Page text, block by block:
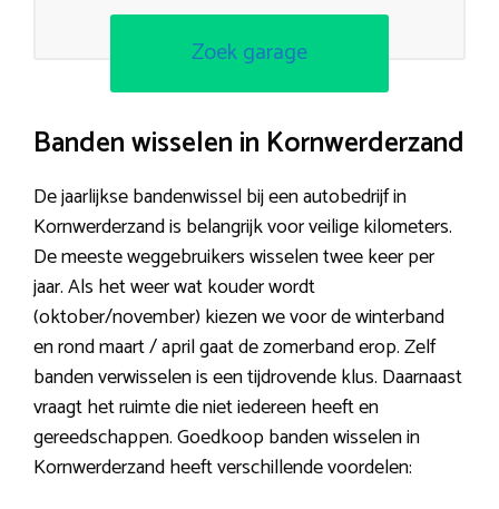
Zoek garage
Banden wisselen in Kornwerderzand
De jaarlijkse bandenwissel bij een autobedrijf in
Kornwerderzand is belangrijk voor veilige kilometers.
De meeste weggebruikers wisselen twee keer per
jaar. Als het weer wat kouder wordt
(oktober/november) kiezen we voor de winterband
en rond maart / april gaat de zomerband erop. Zelf
banden verwisselen is een tijdrovende klus. Daarnaast
vraagt het ruimte die niet iedereen heeft en
gereedschappen. Goedkoop banden wisselen in
Kornwerderzand heeft verschillende voordelen: